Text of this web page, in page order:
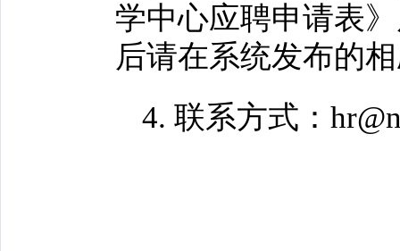
学中心应聘申请表
后请在系统发布的
4. 联系方式：